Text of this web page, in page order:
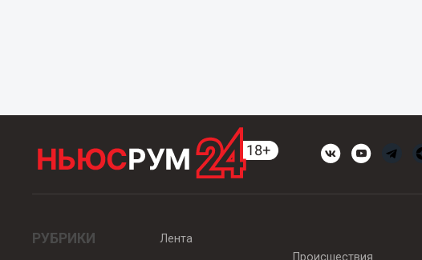
РУБРИКИ
Лента
Происшествия